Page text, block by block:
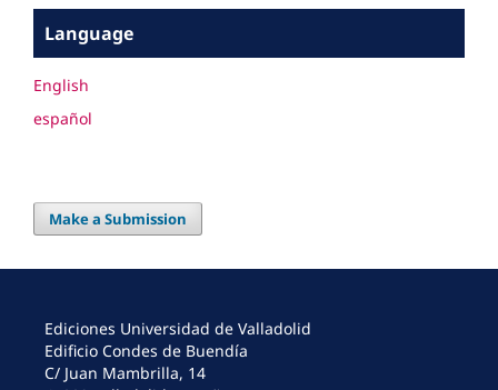
Language
English
español
Make a Submission
Ediciones Universidad de Valladolid
Edificio Condes de Buendía
C/ Juan Mambrilla, 14